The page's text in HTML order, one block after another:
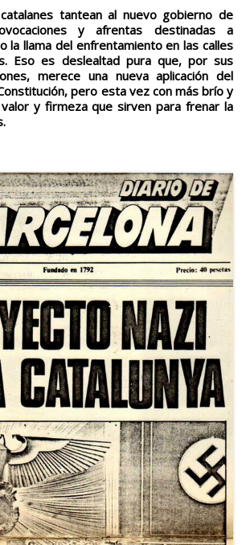
tantean al nuevo gobierno de
y afrentas destinadas a
la llama del enfrentamiento en las calles
Eso es deslealtad pura que, por sus
merece una nueva aplicación del
pero esta vez con más brío y
y firmeza que sirven para frenar la